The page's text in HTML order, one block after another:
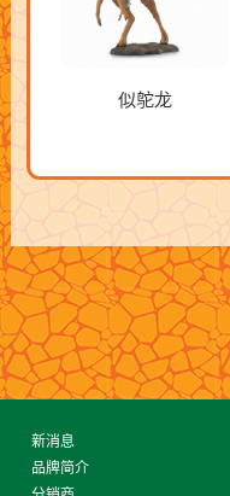
似鸵龙
新消息
品牌简介